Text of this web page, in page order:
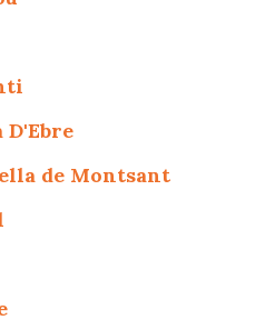
D'Ebre
de Montsant